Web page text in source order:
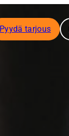
Pyydä tarjous